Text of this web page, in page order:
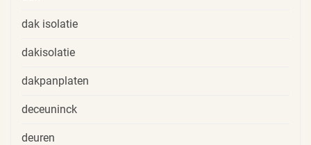
dak isolatie
dakisolatie
dakpanplaten
deceuninck
deuren